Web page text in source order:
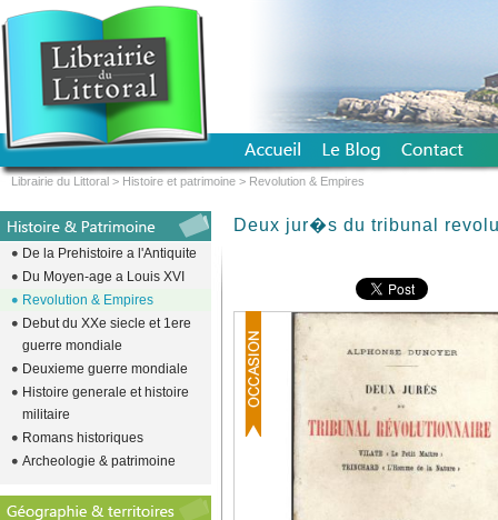
Deux jur�s du tribunal
De la Prehistoire a l'Antiquite
Du Moyen-age a Louis XVI
Revolution & Empires
Debut du XXe siecle et 1ere
guerre mondiale
Deuxieme guerre mondiale
Histoire generale et histoire
militaire
Romans historiques
Archeologie & patrimoine
Librairie du Littoral > Histoire et patrimoine > Revolution & Empires